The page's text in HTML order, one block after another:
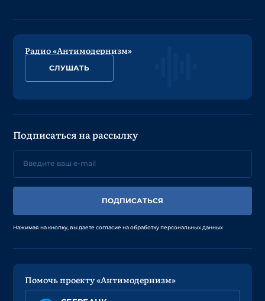
Радио «Антимодернизм»
СЛУШАТЬ
Подписаться на рассылку
ПОДПИСАТЬСЯ
Нажимая на кнопку, вы даете согласие на обработку персональных данных
Помочь проекту «Антимодернизм»